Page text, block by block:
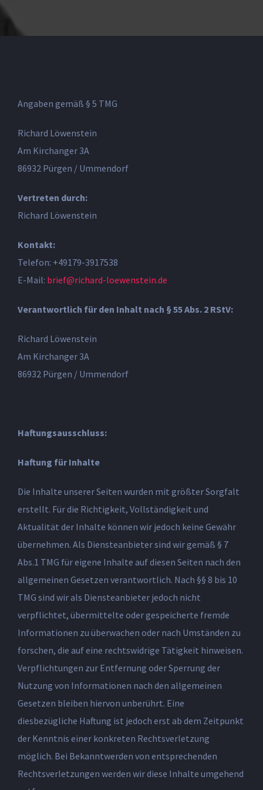
Angaben gemäß § 5 TMG
Richard Löwenstein
Am Kirchanger 3A
86932 Pürgen / Ummendorf
Vertreten durch:
Richard Löwenstein
Kontakt:
Telefon: +49179-3917538
E-Mail: brief@richard-loewenstein.de
Verantwortlich für den Inhalt nach § 55 Abs. 2 RStV:
Richard Löwenstein
Am Kirchanger 3A
86932 Pürgen / Ummendorf
Haftungsausschluss:
Haftung für Inhalte
Die Inhalte unserer Seiten wurden mit größter Sorgfalt
erstellt. Für die Richtigkeit, Vollständigkeit und
Aktualität der Inhalte können wir jedoch keine Gewähr
übernehmen. Als Diensteanbieter sind wir gemäß § 7
Abs.1 TMG für eigene Inhalte auf diesen Seiten nach den
allgemeinen Gesetzen verantwortlich. Nach §§ 8 bis 10
TMG sind wir als Diensteanbieter jedoch nicht
verpflichtet, übermittelte oder gespeicherte fremde
Informationen zu überwachen oder nach Umständen zu
forschen, die auf eine rechtswidrige Tätigkeit hinweisen.
Verpflichtungen zur Entfernung oder Sperrung der
Nutzung von Informationen nach den allgemeinen
Gesetzen bleiben hiervon unberührt. Eine
diesbezügliche Haftung ist jedoch erst ab dem Zeitpunkt
der Kenntnis einer konkreten Rechtsverletzung
möglich. Bei Bekanntwerden von entsprechenden
Rechtsverletzungen werden wir diese Inhalte umgehend